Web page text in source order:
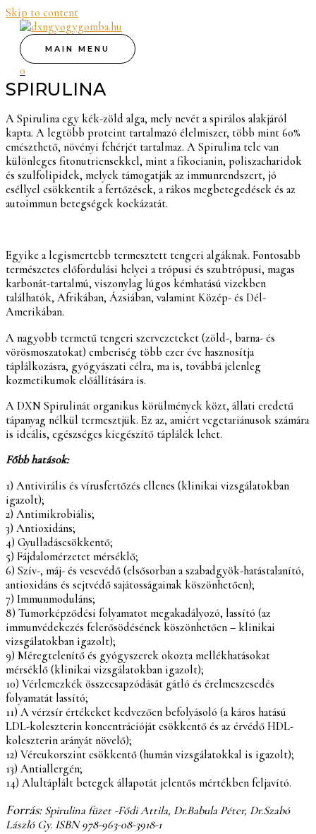
Skip to content
MAIN MENU
0
SPIRULINA
A Spirulina egy kék-zöld alga, mely nevét a spirálos alakjáról
kapta. A legtöbb proteint tartalmazó élelmiszer, több mint 60%
emészthető, növényi fehérjét tartalmaz. A Spirulina tele van
különleges fitonutriensekkel, mint a fikocianin, poliszacharidok
és szulfolipidek, melyek támogatják az immunrendszert, jó
eséllyel csökkentik a fertőzések, a rákos megbetegedések és az
autoimmun betegségek kockázatát.
Egyike a legismertebb termesztett tengeri algáknak. Fontosabb
természetes előfordulási helyei a trópusi és szubtrópusi, magas
karbonát-tartalmú, viszonylag lúgos kémhatású vizekben
találhatók, Afrikában, Ázsiában, valamint Közép- és Dél-
Amerikában.
A nagyobb termetű tengeri szervezeteket (zöld-, barna- és
vörösmoszatokat) emberiség több ezer éve hasznosítja
táplálkozásra, gyógyászati célra, ma is, továbbá jelenleg
kozmetikumok előállítására is.
A DXN Spirulinát organikus körülmények közt, állati eredetű
tápanyag nélkül termesztjük. Ez az, amiért vegetariánusok számára
is ideális, egészséges kiegészítő táplálék lehet.
Főbb hatások:
1) Antivirális és vírusfertőzés ellenes (klinikai vizsgálatokban
igazolt);
2) Antimikrobiális;
3) Antioxidáns;
4) Gyulladáscsökkentő;
5) Fájdalomérzetet mérséklő;
6) Szív-, máj- és vesevédő (elsősorban a szabadgyök-hatástalanító,
antioxidáns és sejtvédő sajátosságainak köszönhetően);
7) Immunmoduláns;
8) Tumorképződési folyamatot megakadályozó, lassító (az
immunvédekezés felerősödésének köszönhetően – klinikai
vizsgálatokban igazolt);
9) Méregtelenítő és gyógyszerek okozta mellékhatásokat
mérséklő (klinikai vizsgálatokban igazolt);
10) Vérlemezkék összecsapzódását gátló és érelmeszesedés
folyamatát lassító;
11) A vérzsír értékeket kedvezően befolyásoló (a káros hatású
LDL-koleszterin koncentrációját csökkentő és az érvédő HDL-
koleszterin arányát növelő);
12) Vércukorszint csökkentő (humán vizsgálatokkal is igazolt);
13) Antiallergén;
14) Alultáplált betegek állapotát jelentős mértékben feljavító.
Forrás: Spirulina füzet -Fődi Attila, Dr.Babula Péter, Dr.Szabó
László Gy. ISBN 978-963-08-3918-1